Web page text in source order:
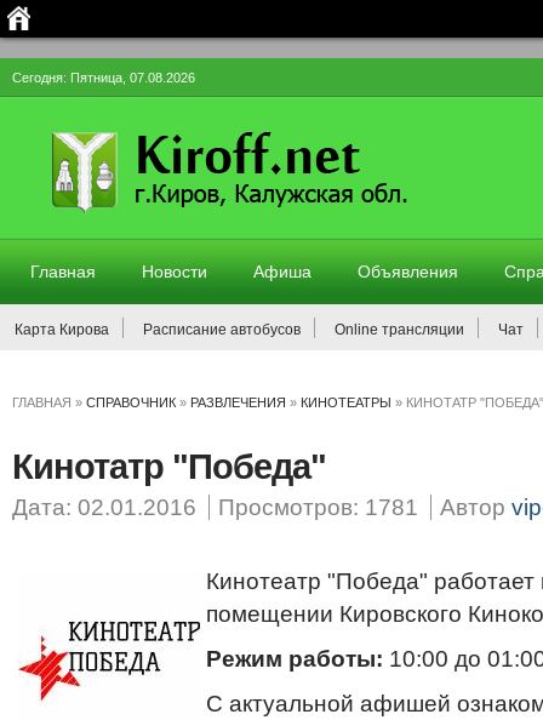
Сегодня: Пятница, 07.08.2026
Главная Новости Афиша Объявления
Карта Кирова Расписание автобусов Online трансляции Чат
ГЛАВНАЯ » СПРАВОЧНИК » РАЗВЛЕЧЕНИЯ » КИНОТЕАТРЫ » КИНОТАТР "ПОБЕДА"
Кинотатр "Победа"
Дата: 02.01.2016 Просмотров: 1781 Автор
Кинотеатр "Победа"
помещении Кировского
Режим работы: 10:00 до
С актуальной афишей